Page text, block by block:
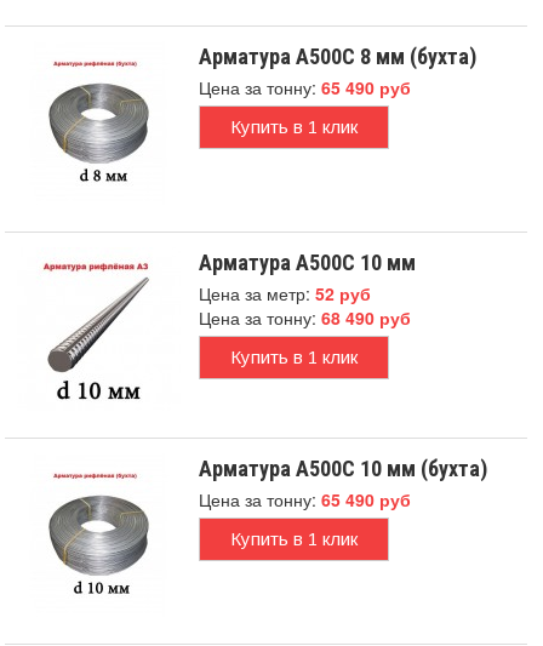
Арматура А500С 8 мм (бухта)
Цена за тонну:65 490 руб
Купить в 1 клик
Арматура А500С 10 мм
Цена за метр:52 руб
Цена за тонну:68 490 руб
Купить в 1 клик
Арматура А500С 10 мм (бухта)
Цена за тонну:65 490 руб
Купить в 1 клик